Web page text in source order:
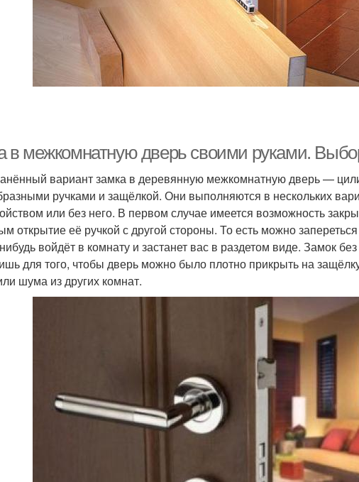
в межкомнатную дверь своими руками.
вариант замка в деревянную межкомнатную дверь —
ручками и защёлкой. Они выполняются в нескольких
или без него. В первом случае имеется возможность
открытие её ручкой с другой стороны. То есть можно
войдёт в комнату и застанет вас в раздетом виде. Замок
для того, чтобы дверь можно было плотно прикрыть на
шума из других комнат.